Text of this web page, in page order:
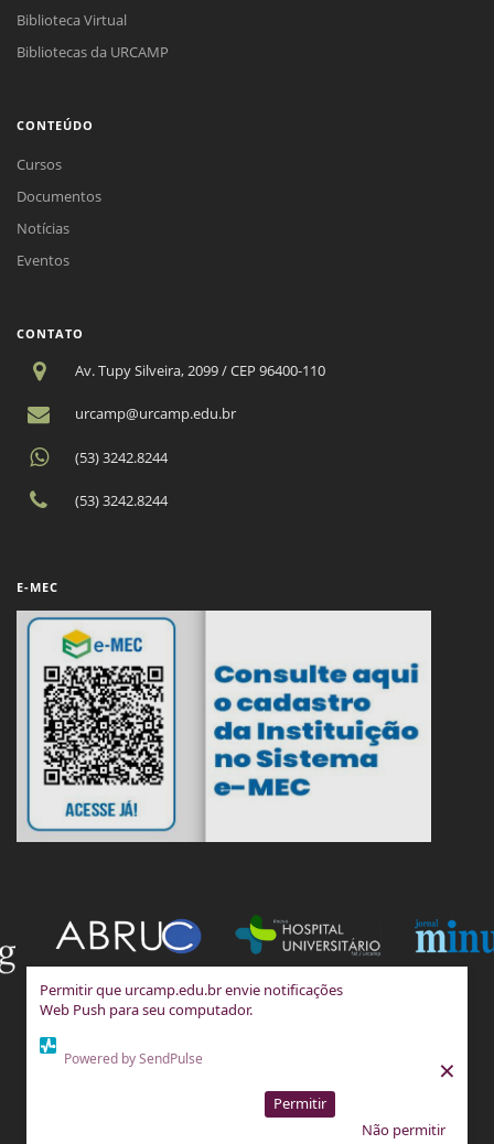
Permitir que urcamp.edu.br envie notificações
Web Push para seu computador.
Powered by SendPulse
Não permitir
Permitir
×
Biblioteca Virtual
Bibliotecas da URCAMP
CONTEÚDO
Cursos
Documentos
Notícias
Eventos
CONTATO
Av. Tupy Silveira, 2099 / CEP 96400-110
urcamp@urcamp.edu.br
(53) 3242.8244
(53) 3242.8244
E-MEC